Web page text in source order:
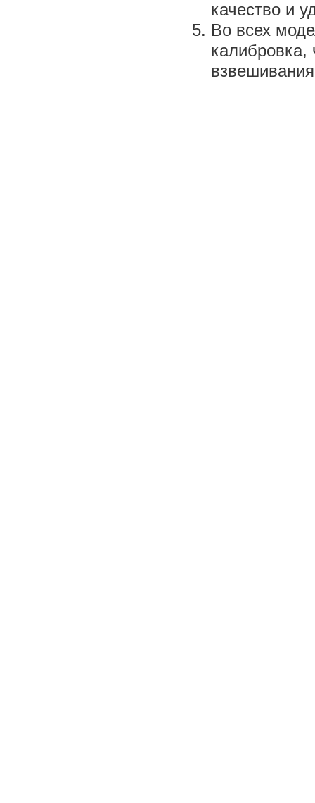
качество и
Во всех
калибровка,